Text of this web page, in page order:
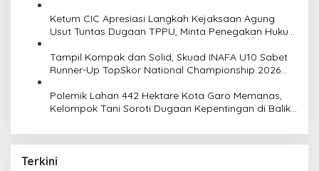
Ketum CIC Apresiasi Langkah Kejaksaan Agung
Usut Tuntas Dugaan TPPU, Minta Penegakan Hukum
Tampil Kompak dan Solid, Skuad INAFA U10 Sabet
Runner-Up TopSkor National Championship 2026
Polemik Lahan 442 Hektare Kota Garo Memanas,
Kelompok Tani Soroti Dugaan Kepentingan di Balik
Terkini